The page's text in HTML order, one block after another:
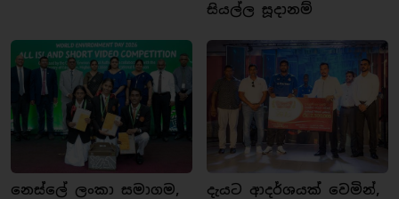
සියල්ල සූදානම්
නෙස්ලේ ලංකා සමාගම,
දැයට ආදර්ශයක් වෙමින්,